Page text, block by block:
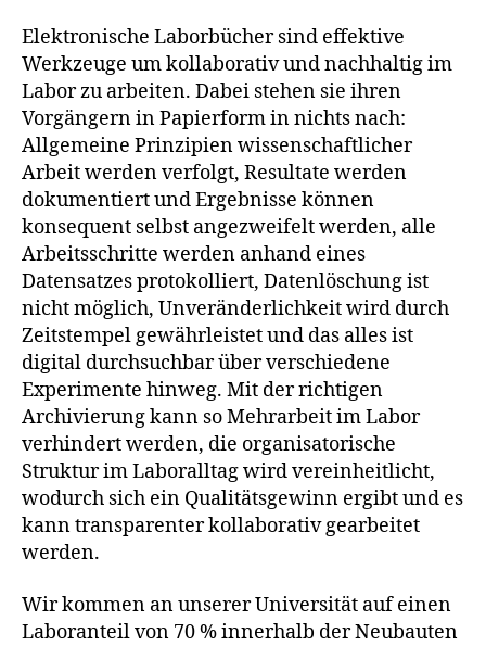
Elektronische Laborbücher sind effektive
Werkzeuge um kollaborativ und nachhaltig im
Labor zu arbeiten. Dabei stehen sie ihren
Vorgängern in Papierform in nichts nach:
Allgemeine Prinzipien wissenschaftlicher
Arbeit werden verfolgt, Resultate werden
dokumentiert und Ergebnisse können
konsequent selbst angezweifelt werden, alle
Arbeitsschritte werden anhand eines
Datensatzes protokolliert, Datenlöschung ist
nicht möglich, Unveränderlichkeit wird durch
Zeitstempel gewährleistet und das alles ist
digital durchsuchbar über verschiedene
Experimente hinweg. Mit der richtigen
Archivierung kann so Mehrarbeit im Labor
verhindert werden, die organisatorische
Struktur im Laboralltag wird vereinheitlicht,
wodurch sich ein Qualitätsgewinn ergibt und es
kann transparenter kollaborativ gearbeitet
werden.
Wir kommen an unserer Universität auf einen
Laboranteil von 70 % innerhalb der Neubauten